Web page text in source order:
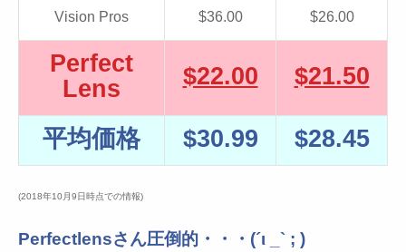
Vision Pros $36.00 $26.00
Perfect
Lens
$22.00 $21.50
平均価格 $30.99 $28.45
(2018年10月9日時点での情報)
Perfectlensさん圧倒的・・・(´ι _` ; )